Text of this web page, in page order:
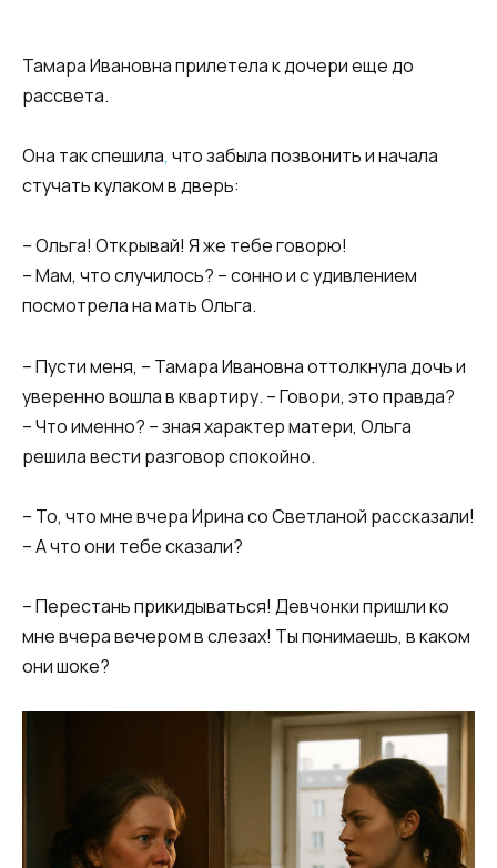
Тамара Ивановна прилетела к дочери еще до
рассвета.
Она так спешила, что забыла позвонить и начала
стучать кулаком в дверь:
– Ольга! Открывай! Я же тебе говорю!
– Мам, что случилось? – сонно и с удивлением
посмотрела на мать Ольга.
– Пусти меня, – Тамара Ивановна оттолкнула дочь и
уверенно вошла в квартиру. – Говори, это правда?
– Что именно? – зная характер матери, Ольга
решила вести разговор спокойно.
– То, что мне вчера Ирина со Светланой рассказали!
– А что они тебе сказали?
– Перестань прикидываться! Девчонки пришли ко
мне вчера вечером в слезах! Ты понимаешь, в каком
они шоке?